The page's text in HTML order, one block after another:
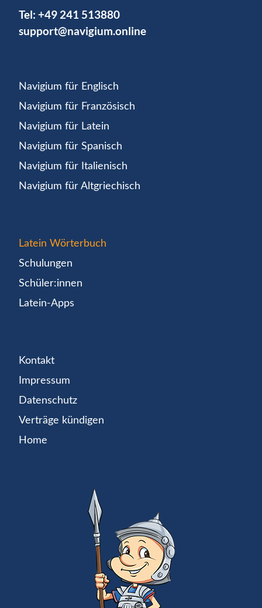
Tel: +49 241 513880
support@navigium.online
Navigium für Englisch
Navigium für Französisch
Navigium für Latein
Navigium für Spanisch
Navigium für Italienisch
Navigium für Altgriechisch
Latein Wörterbuch
Schulungen
Schüler:innen
Latein-Apps
Kontakt
Impressum
Datenschutz
Verträge kündigen
Home